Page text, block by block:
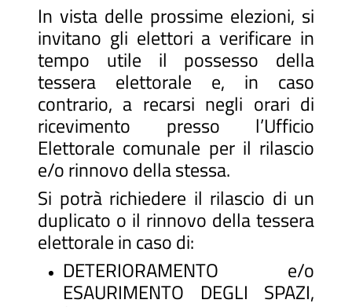
In vista delle prossime elezioni, si
invitano gli elettori a verificare in
tempo utile il possesso della
tessera elettorale e, in caso
contrario, a recarsi negli orari di
ricevimento presso l’Ufficio
Elettorale comunale per il rilascio
e/o rinnovo della stessa.
Si potrà richiedere il rilascio di un
duplicato o il rinnovo della tessera
elettorale in caso di:
DETERIORAMENTO e/o
ESAURIMENTO DEGLI SPAZI,